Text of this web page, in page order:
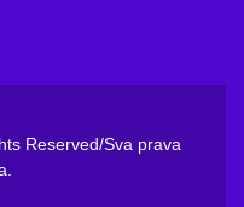
Reserved/Sva prava